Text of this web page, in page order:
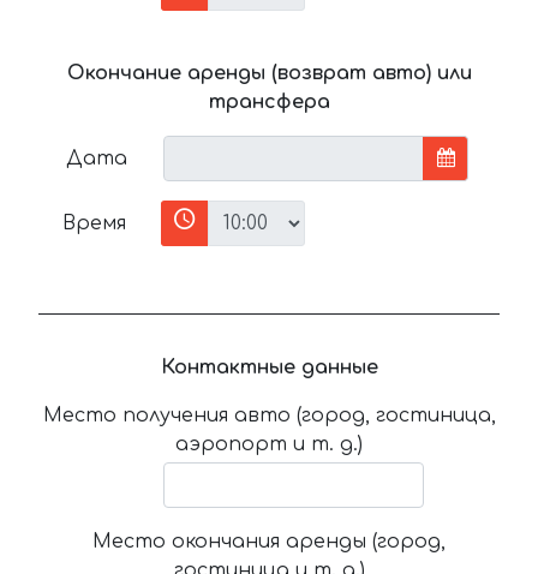
Окончание аренды (возврат авто) или
трансфера
Дата
Время
Контактные данные
Место получения авто (город, гостиница,
аэропорт и т. д.)
Место окончания аренды (город,